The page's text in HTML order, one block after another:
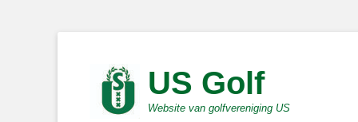
US Golf
Website van golfvereniging US